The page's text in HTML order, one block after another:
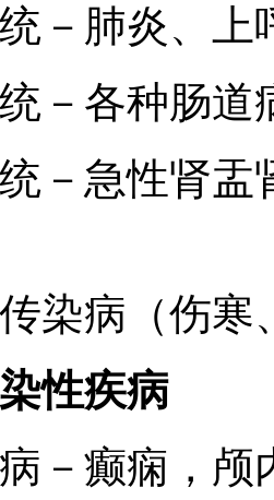
－肺炎、上
－各种肠道
－急性肾盂
染病（伤寒
性疾病
－癫痫，颅